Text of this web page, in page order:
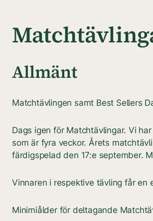
Allmänt
Matchtävlingen samt Best Sellers
Dags igen för Matchtävlingar. Vi
som är fyra veckor. Årets
färdigspelad den 17:e september.
Vinnaren i respektive tävling får en
Minimiålder för deltagande